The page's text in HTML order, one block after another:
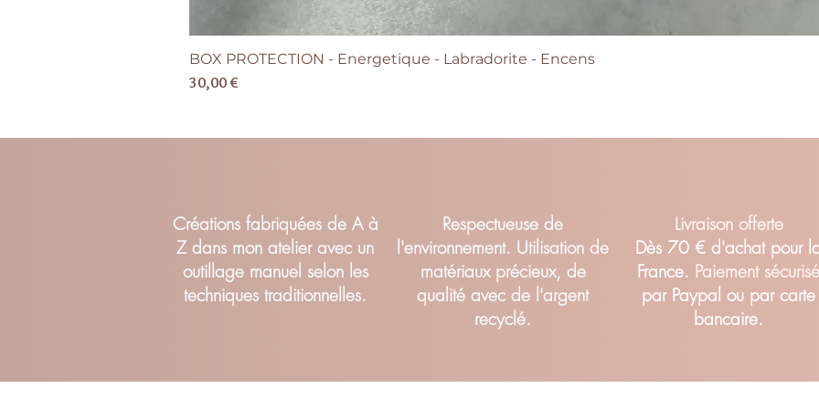
Aperçu rapide
BOX PROTECTION - Energetique - Labradorite - Encens
Prix
30,00 €
Créations fabriquées de A à
Z dans mon atelier avec un
outillage manuel selon les
techniques traditionnelles.
Respectueuse de
l'environnement. Utilisation de
matériaux précieux, de
qualité avec de l'argent
recyclé.
Livraison offerte
Dès 70 € d'achat pour
France. Paiement sécurisé
par Paypal ou par carte
bancaire.